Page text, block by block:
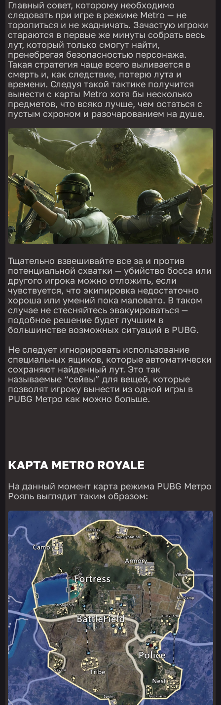
Главный совет, которому необходимо
следовать при игре в режиме Metro — не
торопиться и не жадничать. Зачастую игроки
стараются в первые же минуты собрать весь
лут, который только смогут найти,
пренебрегая безопасностью персонажа.
Такая стратегия чаще всего выливается в
смерть и, как следствие, потерю лута и
времени. Следуя такой тактике получится
вынести с карты Metro хотя бы несколько
предметов, что всяко лучше, чем остаться с
пустым схроном и разочарованием на душе.
Тщательно взвешивайте все за и против
потенциальной схватки — убийство босса или
другого игрока можно отложить, если
чувствуется, что экипировка недостаточно
хороша или умений пока маловато. В таком
случае не стесняйтесь эвакуироваться —
подобное решение будет лучшим в
большинстве возможных ситуаций в PUBG.
Не следует игнорировать использование
специальных ящиков, которые автоматически
сохраняют найденный лут. Это так
называемые “сейвы” для вещей, которые
позволят игроку вынести из одной игры в
PUBG Метро как можно больше.
КАРТА METRO ROYALE
На данный момент карта режима PUBG Метро
Рояль выглядит таким образом: